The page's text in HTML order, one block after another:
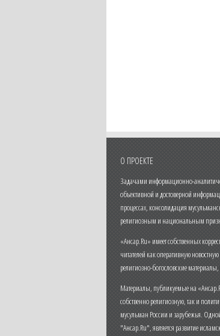
О ПРОЕКТЕ
Задачами информационно-
объективной и достоверной
процессах, консолидация
религиозным и национальным
«Ансар.Ru» имеет собственных
читателей как оперативную
религиозно-богословские
Материалы, публикуемые на
собственно религиозную, так и
мусульман России и зарубежья.
"Ансар.Ru", является развитие